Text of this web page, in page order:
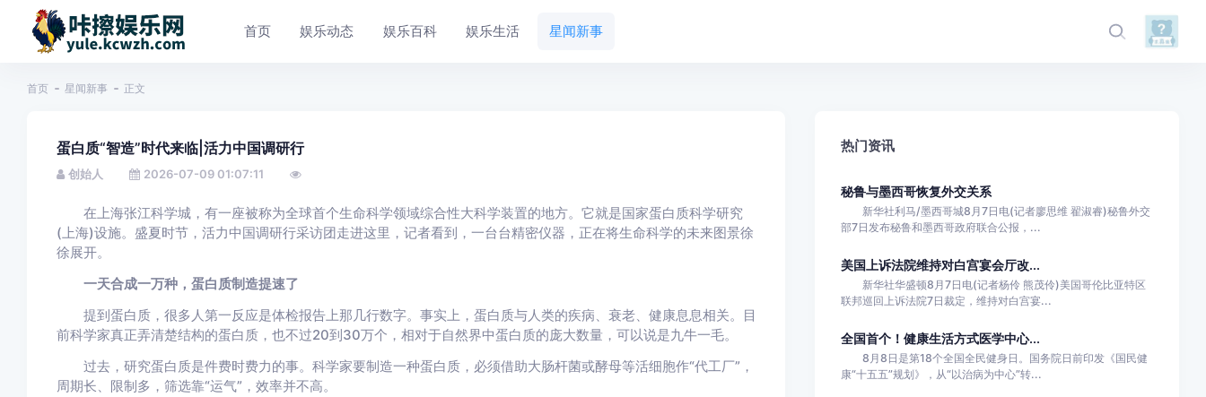
首页 娱乐动态 娱乐百科 娱乐生活 星闻新事
首页 星闻新事 正文
蛋白质“智造”时代来临|活力中国调研行
创始人 2026-07-09 01:07:11
在上海张江科学城，有一座被称为全球首个生命科学领域综合性大科学装置的地方。它就是国家蛋白质科学研究
(上海)设施。盛夏时节，活力中国调研行采访团走进这里，记者看到，一台台精密仪器，正在将生命科学的未来图景徐
徐展开。
一天合成一万种，蛋白质制造提速了
提到蛋白质，很多人第一反应是体检报告上那几行数字。事实上，蛋白质与人类的疾病、衰老、健康息息相关。目
前科学家真正弄清楚结构的蛋白质，也不过20到30万个，相对于自然界中蛋白质的庞大数量，可以说是九牛一毛。
过去，研究蛋白质是件费时费力的事。科学家要制造一种蛋白质，必须借助大肠杆菌或酵母等活细胞作“代工厂”，
周期长、限制多，筛选靠“运气”，效率并不高。
热门资讯
秘鲁与墨西哥恢复外交关系
新华社利马/墨西哥城8月7日电(记者廖思维 翟淑睿)秘鲁外交
部7日发布秘鲁和墨西哥政府联合公报，...
美国上诉法院维持对白宫宴会厅改...
新华社华盛顿8月7日电(记者杨伶 熊茂伶)美国哥伦比亚特区
联邦巡回上诉法院7日裁定，维持对白宫宴...
全国首个！健康生活方式医学中心...
8月8日是第18个全国全民健身日。国务院日前印发《国民健
康“十五五”规划》，从“以治病为中心”转...